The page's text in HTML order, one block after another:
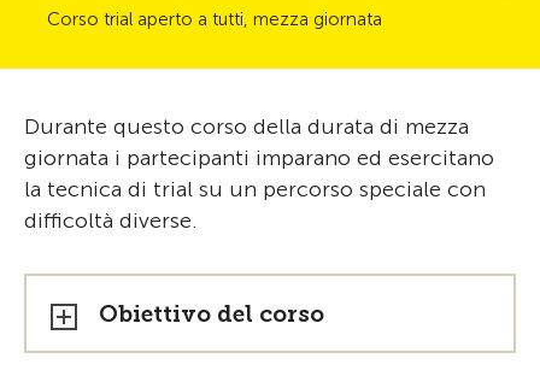
Corso trial aperto a tutti, mezza giornata
Durante questo corso della durata di mezza
giornata i partecipanti imparano ed esercitano
la tecnica di trial su un percorso speciale con
difficoltà diverse.
Obiettivo del corso